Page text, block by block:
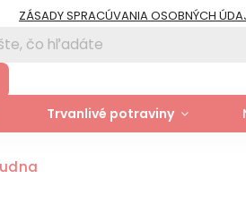
ZÁSADY SPRACÚVANIA OSOBNÝCH
ZÁSADY POUŽÍVANIA
Trvanlivé potraviny